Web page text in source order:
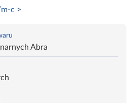
c >
Abra